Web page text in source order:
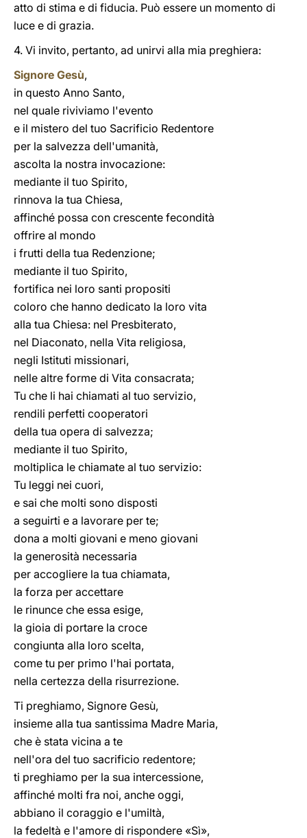
atto di stima e di fiducia. Può essere un momento di
luce e di grazia.
4. Vi invito, pertanto, ad unirvi alla mia preghiera:
Signore Gesù,
in questo Anno Santo,
nel quale riviviamo l'evento
e il mistero del tuo Sacrificio Redentore
per la salvezza dell'umanità,
ascolta la nostra invocazione:
mediante il tuo Spirito,
rinnova la tua Chiesa,
affinché possa con crescente fecondità
offrire al mondo
i frutti della tua Redenzione;
mediante il tuo Spirito,
fortifica nei loro santi propositi
coloro che hanno dedicato la loro vita
alla tua Chiesa: nel Presbiterato,
nel Diaconato, nella Vita religiosa,
negli Istituti missionari,
nelle altre forme di Vita consacrata;
Tu che li hai chiamati al tuo servizio,
rendili perfetti cooperatori
della tua opera di salvezza;
mediante il tuo Spirito,
moltiplica le chiamate al tuo servizio:
Tu leggi nei cuori,
e sai che molti sono disposti
a seguirti e a lavorare per te;
dona a molti giovani e meno giovani
la generosità necessaria
per accogliere la tua chiamata,
la forza per accettare
le rinunce che essa esige,
la gioia di portare la croce
congiunta alla loro scelta,
come tu per primo l'hai portata,
nella certezza della risurrezione.
Ti preghiamo, Signore Gesù,
insieme alla tua santissima Madre Maria,
che è stata vicina a te
nell'ora del tuo sacrificio redentore;
ti preghiamo per la sua intercessione,
affinché molti fra noi, anche oggi,
abbiano il coraggio e l'umiltà,
la fedeltà e l'amore di rispondere «Sì»,